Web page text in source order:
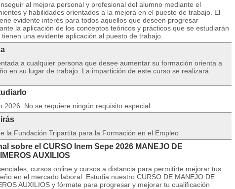
al mejora personal y profesional del alumno mediante el
y habilidades orientados a la mejora en el puesto de trabajo. El
evidente interés para todos aquellos que deseen progresar
la aplicación de los conceptos teóricos y prácticos que se estudiarán
una evidente aplicación al puesto de trabajo.
a cualquier persona que desee aumentar su formación orienta a
en su lugar de trabajo. La impartición de este curso se realizará
2026. No se requiere ningún requisito especial
la Fundación Tripartita para la Formación en el Empleo
sobre el CURSO Inem Sepe 2026 MANEJO DE
AUXILIOS
cursos online y cursos a distancia para permitirte mejorar tus
en el mercado laboral. Estudia nuestro CURSO DE MANEJO DE
AUXILIOS y fórmate para progresar y mejorar tu cualificación